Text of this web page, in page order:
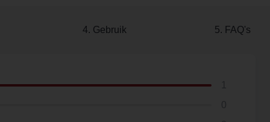
4. Gebruik 5. FAQ's